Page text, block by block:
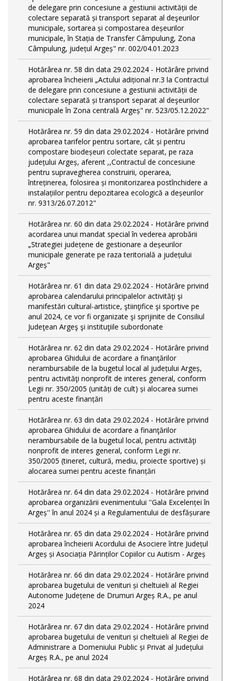
de delegare prin concesiune a gestiunii activității de
colectare separată și transport separat al deşeurilor
municipale, sortarea și compostarea deșeurilor
municipale, în Stația de Transfer Câmpulung, Zona
Câmpulung, județul Argeș" nr. 002/04.01.2023
Hotărârea nr. 58 din data 29.02.2024 - Hotărâre privind
aprobarea încheierii „Actului adițional nr.3 la Contractul
de delegare prin concesiune a gestiunii activității de
colectare separată și transport separat al deşeurilor
municipale în Zona centrală Argeș" nr. 523/05.12.2022"
Hotărârea nr. 59 din data 29.02.2024 - Hotărâre privind
aprobarea tarifelor pentru sortare, cât și pentru
compostare biodeșeuri colectate separat, pe raza
județului Argeș, aferent ,,Contractul de concesiune
pentru supravegherea construirii, operarea,
întreținerea, folosirea și monitorizarea postînchidere a
instalațiilor pentru depozitarea ecologică a deșeurilor
nr. 9313/26.07.2012"
Hotărârea nr. 60 din data 29.02.2024 - Hotărâre privind
acordarea unui mandat special în vederea aprobării
„Strategiei județene de gestionare a deșeurilor
municipale generate pe raza teritorială a județului
Argeș"
Hotărârea nr. 61 din data 29.02.2024 - Hotărâre privind
aprobarea calendarului principalelor activităţi şi
manifestări cultural-artistice, ştiinţifice şi sportive pe
anul 2024, ce vor fi organizate şi sprijinite de Consiliul
Judeţean Argeş şi instituţiile subordonate
Hotărârea nr. 62 din data 29.02.2024 - Hotărâre privind
aprobarea Ghidului de acordare a finanţărilor
nerambursabile de la bugetul local al județului Argeș,
pentru activităţi nonprofit de interes general, conform
Legii nr. 350/2005 (unități de cult) și alocarea sumei
pentru aceste finanțări
Hotărârea nr. 63 din data 29.02.2024 - Hotărâre privind
aprobarea Ghidului de acordare a finanţărilor
nerambursabile de la bugetul local, pentru activităţi
nonprofit de interes general, conform Legii nr.
350/2005 (tineret, cultură, mediu, proiecte sportive) și
alocarea sumei pentru aceste finanțări
Hotărârea nr. 64 din data 29.02.2024 - Hotărâre privind
aprobarea organizării evenimentului ''Gala Excelenței în
Argeș'' în anul 2024 și a Regulamentului de desfășurare
Hotărârea nr. 65 din data 29.02.2024 - Hotărâre privind
aprobarea încheierii Acordului de Asociere între Județul
Argeș și Asociația Părinților Copiilor cu Autism - Argeș
Hotărârea nr. 66 din data 29.02.2024 - Hotărâre privind
aprobarea bugetului de venituri și cheltuieli al Regiei
Autonome Județene de Drumuri Argeș R.A., pe anul
2024
Hotărârea nr. 67 din data 29.02.2024 - Hotărâre privind
aprobarea bugetului de venituri și cheltuieli al Regiei de
Administrare a Domeniului Public și Privat al Județului
Argeș R.A., pe anul 2024
Hotărârea nr. 68 din data 29.02.2024 - Hotărâre privind